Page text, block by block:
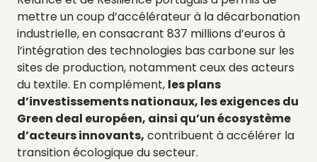
mettre un coup d’accélérateur à la décarbonation
industrielle, en consacrant 837 millions d’euros à
l’intégration des technologies bas carbone sur les
sites de production, notamment ceux des acteurs
du textile. En complément, les plans
d’investissements nationaux, les exigences du
Green deal européen, ainsi qu’un écosystème
d’acteurs innovants, contribuent à accélérer la
transition écologique du secteur.